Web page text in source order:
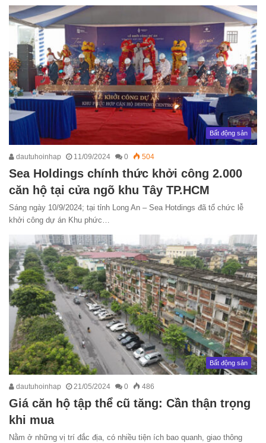
Bất động sản
dautuhoinhap 11/09/2024 0 504
Sea Holdings chính thức khởi công 2.000
căn hộ tại cửa ngõ khu Tây TP.HCM
Sáng ngày 10/9/2024; tại tỉnh Long An – Sea Hotdings đã tổ chức lễ
khởi công dự án Khu phức…
Bất động sản
dautuhoinhap 21/05/2024 0 486
Giá căn hộ tập thể cũ tăng: Cần thận trọng
khi mua
Nằm ở những vị trí đắc địa, có nhiều tiện ích bao quanh, giao thông